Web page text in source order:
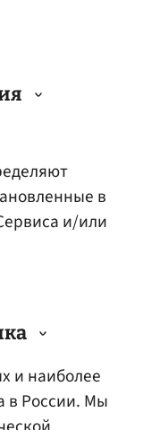
лицо,
на
связанные
действия
Сервиса,
в
и/или
и наиболее
в России. Мы